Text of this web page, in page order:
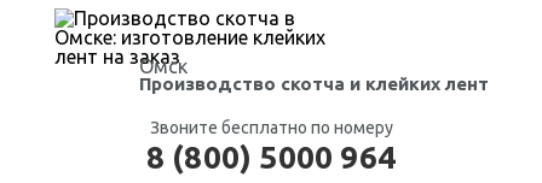
Омск
Производство скотча и клейких лент
Звоните бесплатно по номеру
8 (800) 5000 964